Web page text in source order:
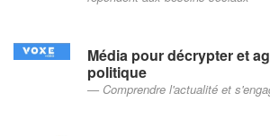
Média pour décrypter et
politique
Comprendre l'actualité et